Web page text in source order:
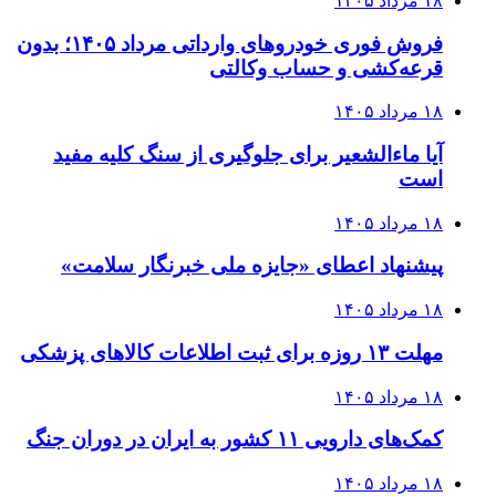
فروش فوری خودروهای وارداتی مرداد ۱۴۰۵؛ بدون
قرعه‌کشی و حساب وکالتی
۱۸ مرداد ۱۴۰۵
آیا ماءالشعیر برای جلوگیری از سنگ کلیه مفید
است
۱۸ مرداد ۱۴۰۵
پیشنهاد اعطای «جایزه ملی خبرنگار سلامت»
۱۸ مرداد ۱۴۰۵
مهلت ۱۳ روزه برای ثبت اطلاعات کالاهای پزشکی
۱۸ مرداد ۱۴۰۵
کمک‌های دارویی ۱۱ کشور به ایران در دوران جنگ
۱۸ مرداد ۱۴۰۵